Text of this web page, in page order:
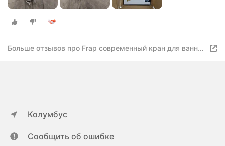
Больше отзывов про Frap современный кран для ванной
Колумбус
Сообщить об ошибке